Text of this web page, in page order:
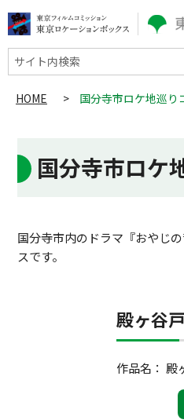
サイト内検索
HOME > 国分寺市ロケ地巡り
国分寺市ロケ
国分寺市内のドラマ『おやじ
スです。
殿ヶ谷
作品名： 殿